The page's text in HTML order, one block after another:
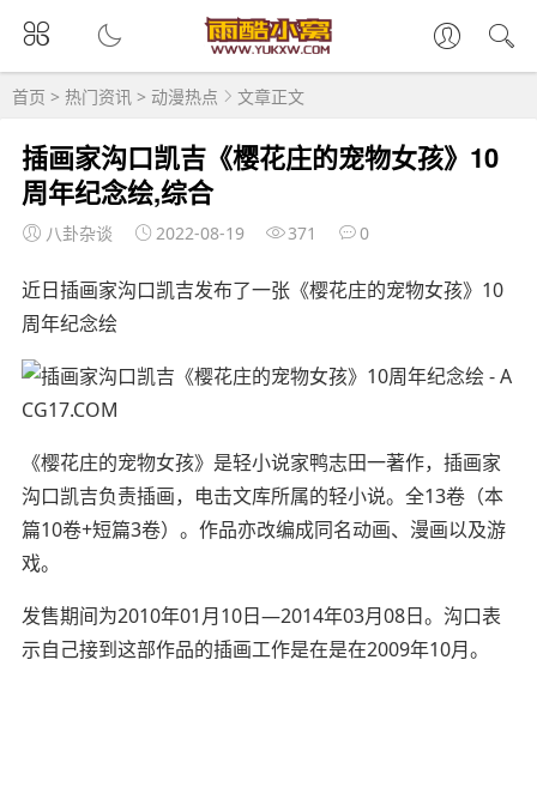
首页 > 热门资讯 > 动漫热点 文章正文
插画家沟口凯吉《樱花庄的宠物女孩》10
周年纪念绘,综合
八卦杂谈 2022-08-19 371 0
近日插画家沟口凯吉发布了一张《樱花庄的宠物女孩》10
周年纪念绘
《樱花庄的宠物女孩》是轻小说家鸭志田一著作，插画家
沟口凯吉负责插画，电击文库所属的轻小说。全13卷（本
篇10卷+短篇3卷）。作品亦改编成同名动画、漫画以及游
戏。
发售期间为2010年01月10日—2014年03月08日。沟口表
示自己接到这部作品的插画工作是在是在2009年10月。